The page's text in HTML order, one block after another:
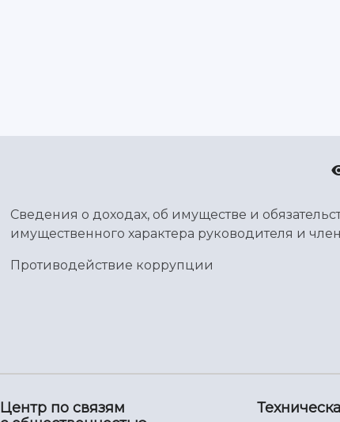
Сведения о доходах, об имуществе и
имущественного характера руководителя и
Противодействие коррупции
Центр по связям